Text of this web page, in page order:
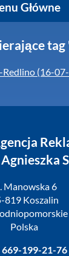
Główne
Redlino (16-
Manowska 6
819 Koszalin
Polska
669-199-21-76